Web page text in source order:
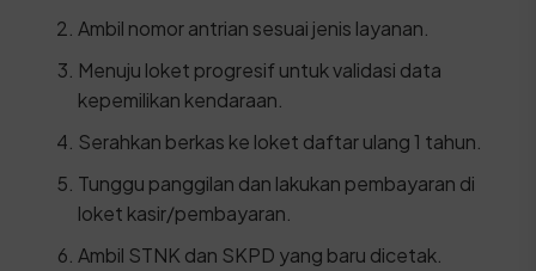
Ambil nomor antrian sesuai jenis layanan.
Menuju loket progresif untuk validasi data
kepemilikan kendaraan.
Serahkan berkas ke loket daftar ulang 1 tahun.
Tunggu panggilan dan lakukan pembayaran di
loket kasir/pembayaran.
Ambil STNK dan SKPD yang baru dicetak.